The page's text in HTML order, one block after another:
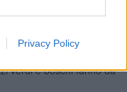
Privacy Policy
cui esso è immerso,
verdi e boschi fanno da